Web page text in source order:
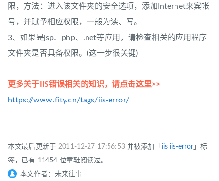
限，方法：进入该文件夹的安全选项，添加Internet来宾帐
号，并赋予相应权限，一般为读、写。
3、如果是jsp、php、.net等应用，请检查相关的应用程序
文件夹是否具备权限。(这一步很关键)
更多关于IIS错误相关的知识，请点击这里>>
https://www.fity.cn/tags/iis-error/
本文最后更新于2011-12-27 17:56:53并被添加「 iis iis-error 」标
签，已有 11454 位童鞋阅读过。
本文作者：未来往事